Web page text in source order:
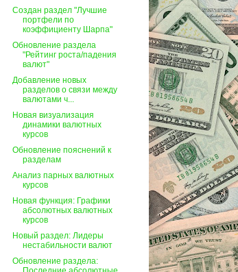
Создан раздел "Лучшие
портфели по
коэффициенту Шарпа"
Обновление раздела
"Рейтинг роста/падения
валют"
Добавление новых
разделов о связи между
валютами ч...
Новая визуализация
динамики валютных
курсов
Обновление пояснений к
разделам
Анализ парных валютных
курсов
Новая функция: Графики
абсолютных валютных
курсов
Новый раздел: Лидеры
нестабильности валют
Обновление раздела: